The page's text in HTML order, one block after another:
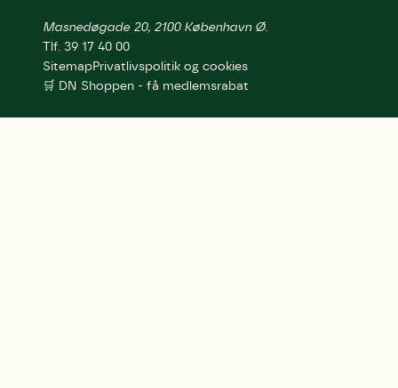
Masnedøgade 20, 2100 København Ø.
Tlf. 39 17 40 00
SitemapPrivatlivspolitik og cookies
🛒 DN Shoppen - få medlemsrabat